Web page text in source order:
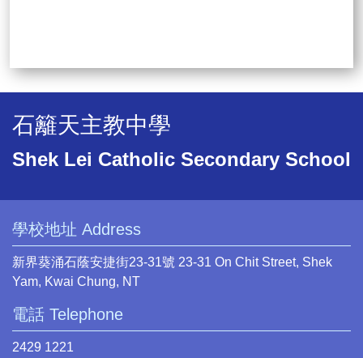
石籬天主教中學
Shek Lei Catholic Secondary School
學校地址 Address
新界葵涌石蔭安捷街23-31號 23-31 On Chit Street, Shek
Yam, Kwai Chung, NT
電話 Telephone
2429 1221